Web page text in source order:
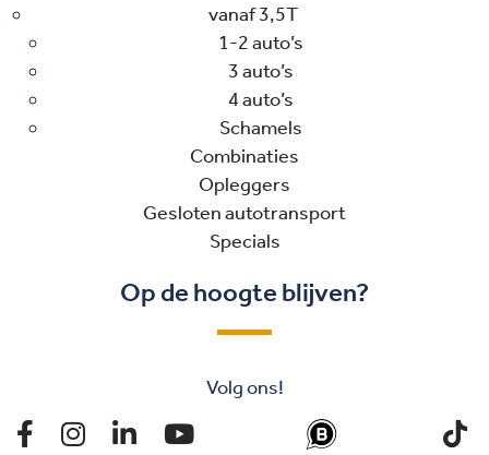
vanaf 3,5T
1-2 auto’s
3 auto’s
4 auto’s
Schamels
Combinaties
Opleggers
Gesloten autotransport
Specials
Op de hoogte blijven?
Volg ons!